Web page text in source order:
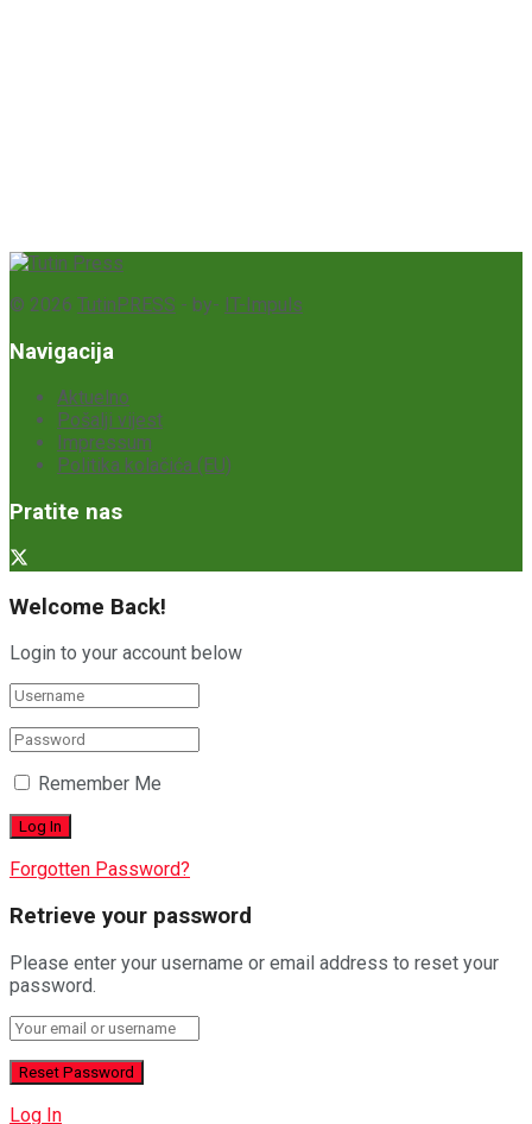
© 2026 TutinPRESS - by- IT-Impuls
Navigacija
Aktuelno
Pošalji vijest
Impressum
Politika kolačića (EU)
Pratite nas
Welcome Back!
Login to your account below
Remember Me
Forgotten Password?
Retrieve your password
Please enter your username or email address to reset your
password.
Log In